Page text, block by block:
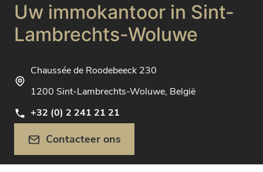
Uw immokantoor in Sint-
Lambrechts-Woluwe
Chaussée de Roodebeeck 230
1200 Sint-Lambrechts-Woluwe, België
+32 (0) 2 241 21 21
Contacteer ons